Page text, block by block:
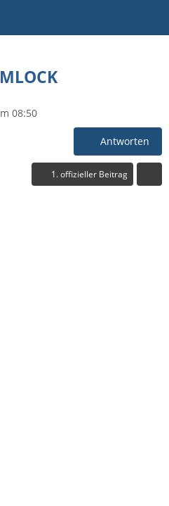
08:50
Antworten
1. offizieller Beitrag